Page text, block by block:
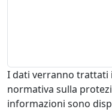
I dati verranno trattati
normativa sulla
informazioni sono